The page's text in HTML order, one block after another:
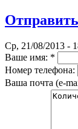
Ср, 21/08/2013 -
Ваше имя: *
Номер телефона:
Ваша почта (е-